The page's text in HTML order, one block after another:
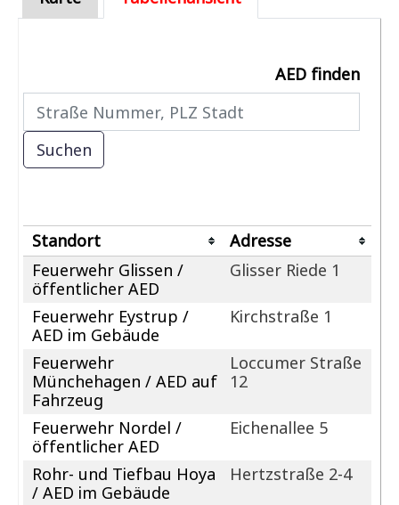
AED finden
Standort
Adresse
Feuerwehr Glissen /
öffentlicher AED
Glisser Riede 1
Feuerwehr Eystrup /
AED im Gebäude
Kirchstraße 1
Feuerwehr
Münchehagen / AED auf
Fahrzeug
Loccumer Straße
12
Feuerwehr Nordel /
öffentlicher AED
Eichenallee 5
Rohr- und Tiefbau Hoya
/ AED im Gebäude
Hertzstraße 2-4